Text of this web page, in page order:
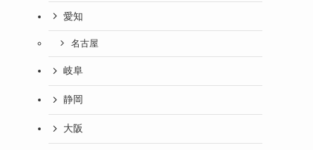
愛知
名古屋
岐阜
静岡
大阪